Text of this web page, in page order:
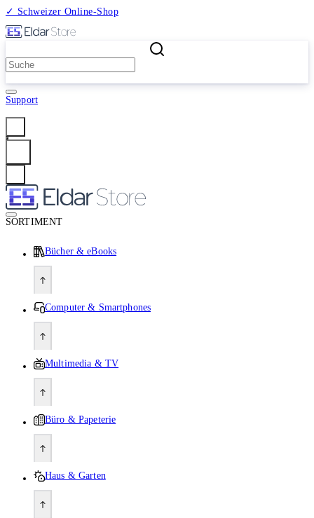
✓ Schweizer Online-Shop
Support
SORTIMENT
Bücher & eBooks
Computer & Smartphones
Multimedia & TV
Büro & Papeterie
Haus & Garten